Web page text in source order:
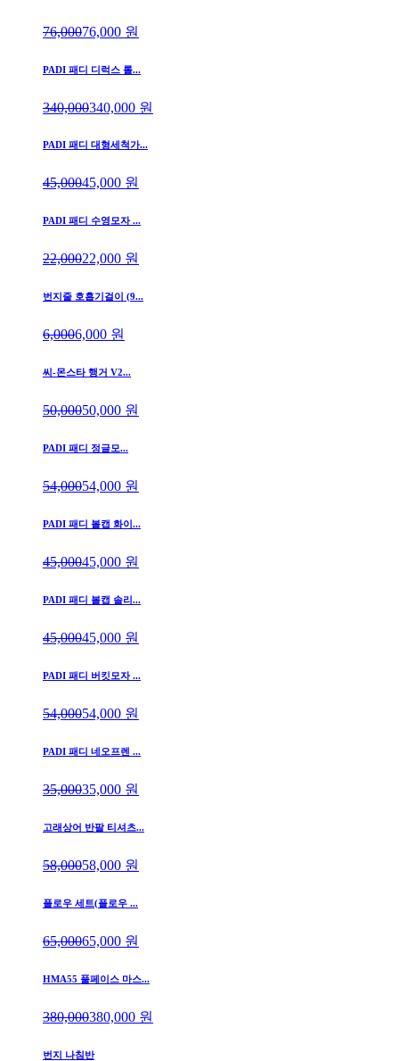
76,00076,000 원
PADI 패디 디럭스 롤...
340,000340,000 원
PADI 패디 대형세척가...
45,00045,000 원
PADI 패디 수영모자 ...
22,00022,000 원
번지줄 호흡기걸이 (9...
6,0006,000 원
씨-몬스타 행거 V2...
50,00050,000 원
PADI 패디 정글모...
54,00054,000 원
PADI 패디 볼캡 화이...
45,00045,000 원
PADI 패디 볼캡 솔리...
45,00045,000 원
PADI 패디 버킷모자 ...
54,00054,000 원
PADI 패디 네오프렌 ...
35,00035,000 원
고래상어 반팔 티셔츠...
58,00058,000 원
플로우 세트(플로우 ...
65,00065,000 원
HMA55 풀페이스 마스...
380,000380,000 원
번지 나침반